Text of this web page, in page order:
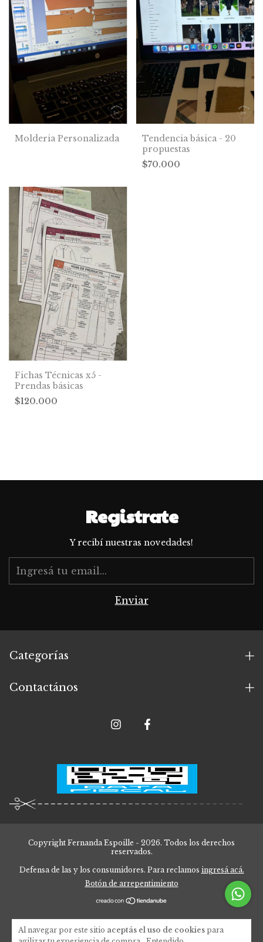
Al navegar por este sitio aceptás el uso de cookies para
Molderia Personalizada
Tendencia básica - 20
propuestas
$70.000
Fichas Técnicas x5 -
Prendas básicas
$120.000
Registrate
Y recibí nuestras novedades!
Categorías
Contactános
Copyright Fernanda Espoille - 2026. Todos los derechos
reservados.
Defensa de las y los consumidores. Para reclamos ingresá acá.
Botón de arrepentimiento